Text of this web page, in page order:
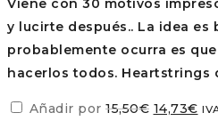
Viene con 30 motivos
y lucirte después.. La idea es
probablemente ocurra es
hacerlos todos. Heartstrings
Añadir por 15,50€ El
14,73€El